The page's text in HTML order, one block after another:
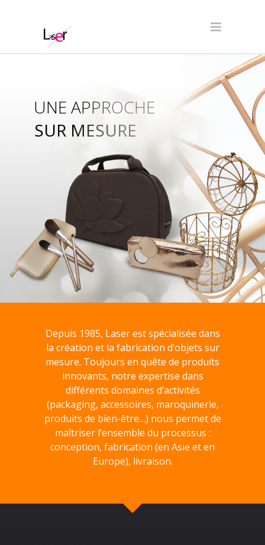
SUR MESURE
UNE APPROCHE
Depuis 1985, Laser est spécialisée dans
la création et la fabrication d’objets sur
mesure. Toujours en quête de produits
innovants, notre expertise dans
différents domaines d’activités
(packaging, accessoires, maroquinerie,
produits de bien-être…) nous permet de
maîtriser l’ensemble du processus :
conception, fabrication (en Asie et en
Europe), livraison.